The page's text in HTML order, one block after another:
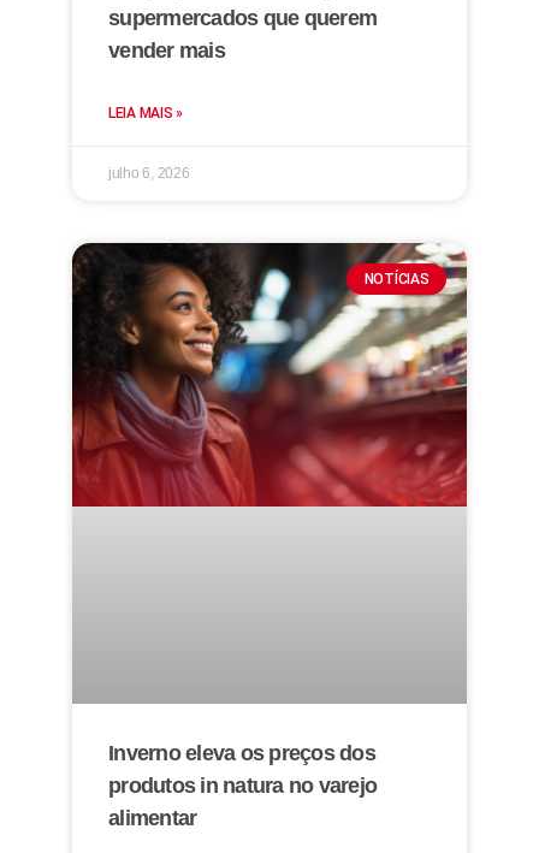
supermercados que querem
vender mais
LEIA MAIS »
julho 6, 2026
NOTÍCIAS
Inverno eleva os preços dos
produtos in natura no varejo
alimentar